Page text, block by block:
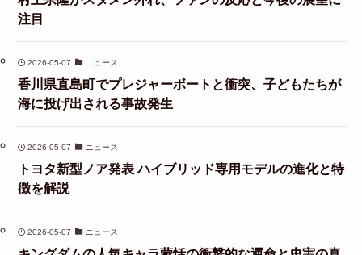
注目
2026-05-07 ニュース
香川県直島町でプレジャーボートと衝突、子どもたちが
海に投げ出される事故発生
2026-05-07 ニュース
トヨタ新型ノア発表 ハイブリッド専用モデルの進化と特
徴を解説
2026-05-07 ニュース